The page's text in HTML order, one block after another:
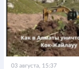
03 августа, 15:37